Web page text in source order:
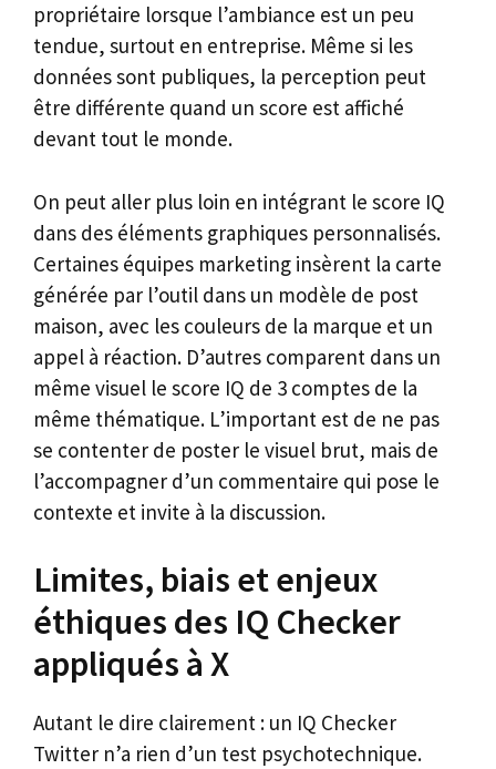
propriétaire lorsque l’ambiance est un peu
tendue, surtout en entreprise. Même si les
données sont publiques, la perception peut
être différente quand un score est affiché
devant tout le monde.
On peut aller plus loin en intégrant le score IQ
dans des éléments graphiques personnalisés.
Certaines équipes marketing insèrent la carte
générée par l’outil dans un modèle de post
maison, avec les couleurs de la marque et un
appel à réaction. D’autres comparent dans un
même visuel le score IQ de 3 comptes de la
même thématique. L’important est de ne pas
se contenter de poster le visuel brut, mais de
l’accompagner d’un commentaire qui pose le
contexte et invite à la discussion.
Limites, biais et enjeux
éthiques des IQ Checker
appliqués à X
Autant le dire clairement : un IQ Checker
Twitter n’a rien d’un test psychotechnique.